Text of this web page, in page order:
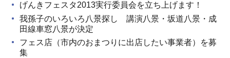
げんきフェスタ2013実行委員会を立ち上げます！
我孫子のいろいろ八景探し 講演八景・坂道八景・成
田線車窓八景が決定
フェス店（市内のおまつりに出店したい事業者）を募
集